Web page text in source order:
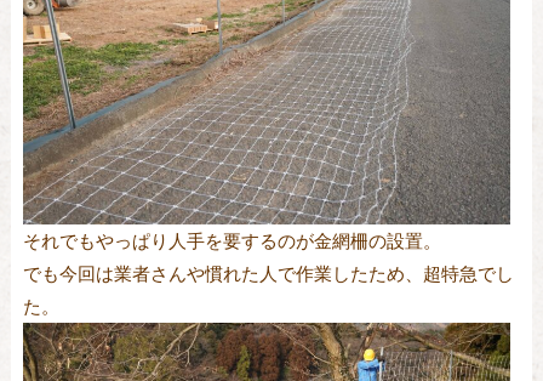
それでもやっぱり人手を要するのが金網柵の設置。
でも今回は業者さんや慣れた人で作業したため、超特急でし
た。